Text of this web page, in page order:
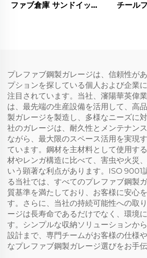
ファブ倉庫 サンドイッチ
チール
プレファブ鋼製ガレージは、信頼性が
プションを探している個人および企業
注目されています。当社、瀋陽華英偉
は、最先端の生産設備を活用して、高
製ガレージを製造し、多様なニーズに
社のガレージは、耐久性とメンテナン
ながら、最大限のスペース活用を実現
ています。鋼材を主材料として使用す
材やレンガ構造に比べて、害虫や火災
いう顕著な利点があります。ISO 9001
る当社では、すべてのプレファブ鋼製
質基準を満たしており、お客様に安心
す。さらに、当社の持続可能性への取
ージは長寿命であるだけでなく、環境
す。シンプルな収納ソリューションか
設計まで、専門チームがお客様の仕様
なプレファブ鋼製ガレージ選びをお手伝